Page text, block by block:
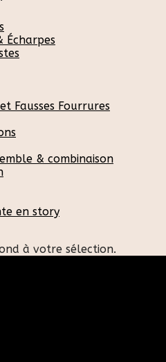
Écharpes
Fausses Fourrures
& combinaison
en story
à votre sélection.